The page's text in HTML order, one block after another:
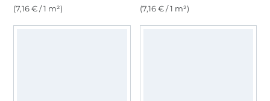
(7,16 € / 1 m²)
(7,16 € / 1 m²)